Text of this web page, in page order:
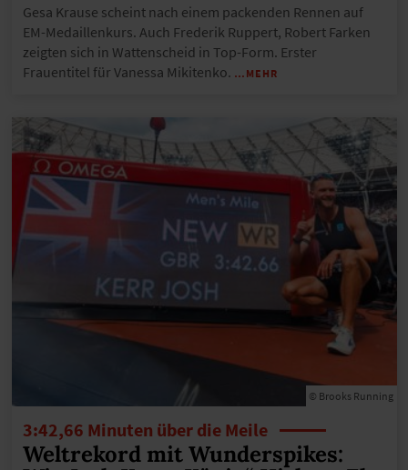
Gesa Krause scheint nach einem packenden Rennen auf
EM-Medaillenkurs. Auch Frederik Ruppert, Robert Farken
zeigten sich in Wattenscheid in Top-Form. Erster
Frauentitel für Vanessa Mikitenko. …MEHR
© Brooks Running
3:42,66 Minuten über die Meile
Weltrekord mit Wunderspikes: